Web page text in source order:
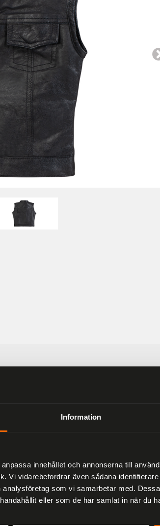
Information
innehållet och annonserna till
Vi vidarebefordrar även sådana
som vi samarbetar med.
eller som de har samlat in när du
Liknande produkter
har även tittat